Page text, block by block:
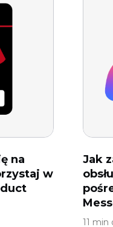
na
w
Jak
11 min